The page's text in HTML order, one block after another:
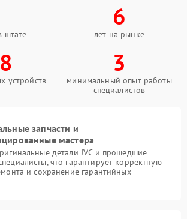
штате
6
лет на рынке
устройств
3
минимальный опыт работы
специалистов
запчасти и
мастера
детали JVC и прошедшие
что гарантирует корректную
и сохранение гарантийных